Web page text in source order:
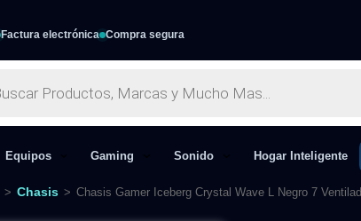
Factura electrónica Compra segura
Equipos Gaming Sonido Hogar Inteligente
> Chasis > Chasis Gamer Iceberg Crystal Wave L Negro 7